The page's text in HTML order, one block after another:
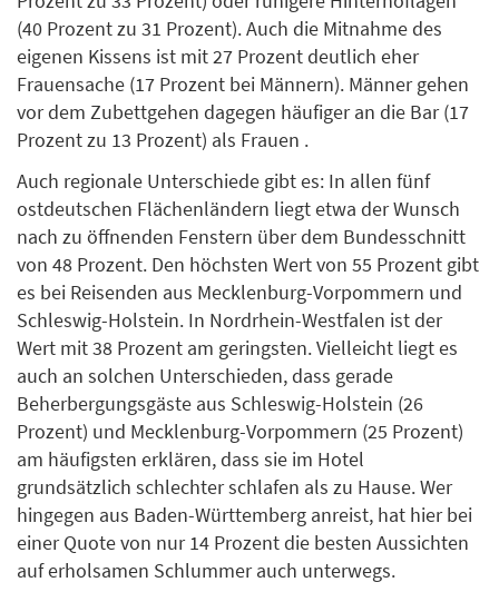
(40 Prozent zu 31 Prozent). Auch die Mitnahme des
eigenen Kissens ist mit 27 Prozent deutlich eher
Frauensache (17 Prozent bei Männern). Männer gehen
vor dem Zubettgehen dagegen häufiger an die Bar (17
Prozent zu 13 Prozent) als Frauen .
Auch regionale Unterschiede gibt es: In allen fünf
ostdeutschen Flächenländern liegt etwa der Wunsch
nach zu öffnenden Fenstern über dem Bundesschnitt
von 48 Prozent. Den höchsten Wert von 55 Prozent gibt
es bei Reisenden aus Mecklenburg-Vorpommern und
Schleswig-Holstein. In Nordrhein-Westfalen ist der
Wert mit 38 Prozent am geringsten. Vielleicht liegt es
auch an solchen Unterschieden, dass gerade
Beherbergungsgäste aus Schleswig-Holstein (26
Prozent) und Mecklenburg-Vorpommern (25 Prozent)
am häufigsten erklären, dass sie im Hotel
grundsätzlich schlechter schlafen als zu Hause. Wer
hingegen aus Baden-Württemberg anreist, hat hier bei
einer Quote von nur 14 Prozent die besten Aussichten
auf erholsamen Schlummer auch unterwegs.